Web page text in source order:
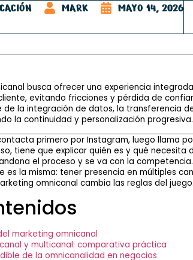
MARK MAYO 14, 2026
busca ofrecer una experiencia
evitando fricciones y pérdida de
de la integración de datos, la transferencia
la continuidad y personalización progresiva.
primero por Instagram, luego llama
tiene que explicar quién es y qué
el proceso y se va con la
es la misma: tener presencia en múltiples
omnicanal cambia las reglas del juego.
marketing omnicanal
y multicanal: comparativa práctica
de la omnicanalidad en negocios